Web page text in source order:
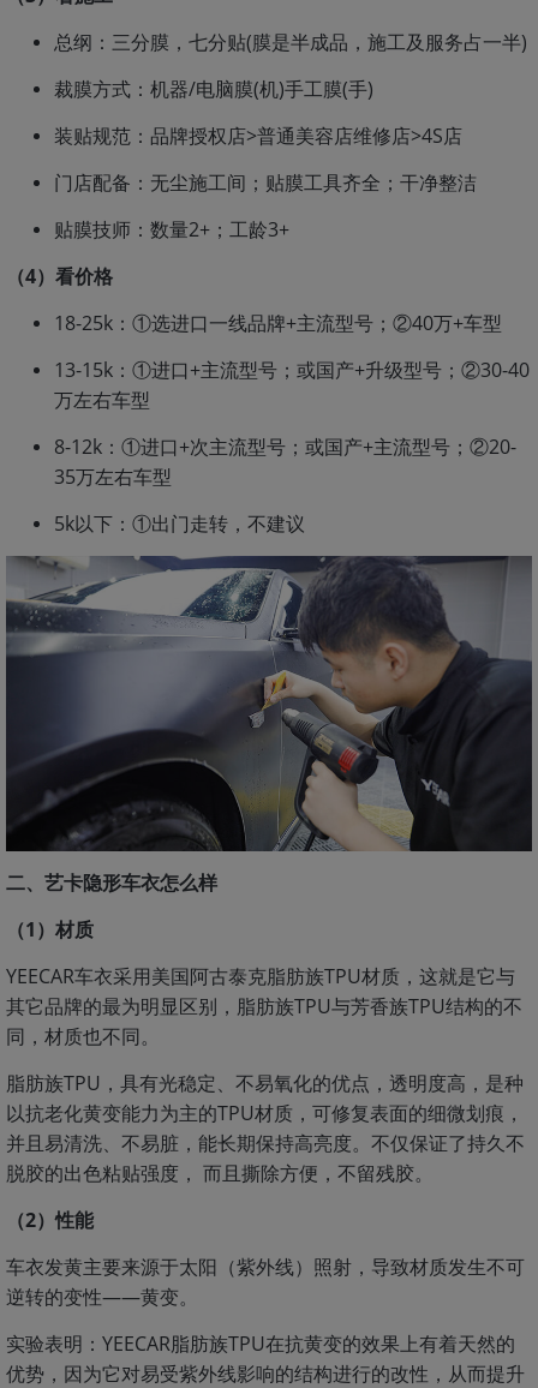
总纲：三分膜，七分贴(膜是半成品，施工及服务占一半)
裁膜方式：机器/电脑膜(机)手工膜(手)
装贴规范：品牌授权店>普通美容店维修店>4S店
门店配备：无尘施工间；贴膜工具齐全；干净整洁
贴膜技师：数量2+；工龄3+
（4）看价格
18-25k：①选进口一线品牌+主流型号；②40万+车型
13-15k：①进口+主流型号；或国产+升级型号；②30-40
万左右车型
8-12k：①进口+次主流型号；或国产+主流型号；②20-
35万左右车型
5k以下：①出门走转，不建议
二、艺卡隐形车衣怎么样
（1）材质
YEECAR车衣采用美国阿古泰克脂肪族TPU材质，这就是它与
其它品牌的最为明显区别，脂肪族TPU与芳香族TPU结构的不
同，材质也不同。
脂肪族TPU，具有光稳定、不易氧化的优点，透明度高，是种
以抗老化黄变能力为主的TPU材质，可修复表面的细微划痕，
并且易清洗、不易脏，能长期保持高亮度。不仅保证了持久不
脱胶的出色粘贴强度， 而且撕除方便，不留残胶。
（2）性能
车衣发黄主要来源于太阳（紫外线）照射，导致材质发生不可
逆转的变性——黄变。
实验表明：YEECAR脂肪族TPU在抗黄变的效果上有着天然的
优势，因为它对易受紫外线影响的结构进行的改性，从而提升